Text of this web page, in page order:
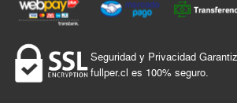
Seguridad y Privacidad
fullper.cl es 100% seguro.